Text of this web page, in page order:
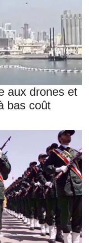
aux drones et
bas coût